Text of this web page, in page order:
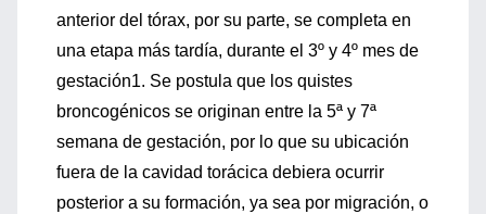
anterior del tórax, por su parte, se completa en
una etapa más tardía, durante el 3º y 4º mes de
gestación1. Se postula que los quistes
broncogénicos se originan entre la 5ª y 7ª
semana de gestación, por lo que su ubicación
fuera de la cavidad torácica debiera ocurrir
posterior a su formación, ya sea por migración, o